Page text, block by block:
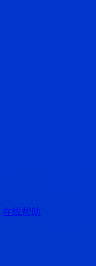
在线帮助